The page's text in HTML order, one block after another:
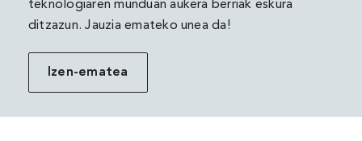
teknologiaren munduan aukera berriak eskura
ditzazun. Jauzia emateko unea da!
Izen-ematea